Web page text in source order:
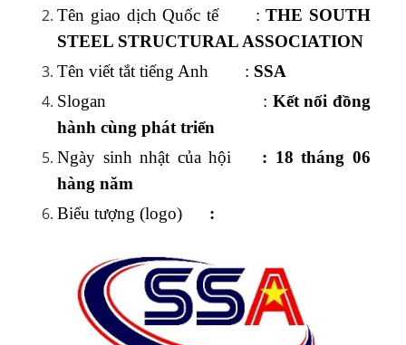
Tên giao dịch Quốc tế :THE SOUTH
STEEL STRUCTURAL ASSOCIATION
Tên viết tắt tiếng Anh : SSA
Slogan : Kết nối đồng
hành cùng phát triển
Ngày sinh nhật của hội : 18 tháng 06
hàng năm
Biểu tượng (logo) :